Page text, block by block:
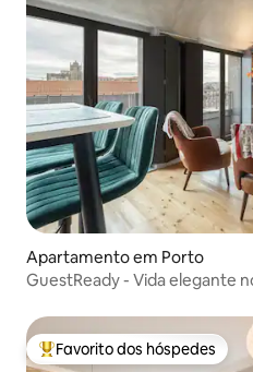
Apartamento em Porto
GuestReady - Vida elegante
Favoritos dos hóspedes mais
Favorito dos hóspedes